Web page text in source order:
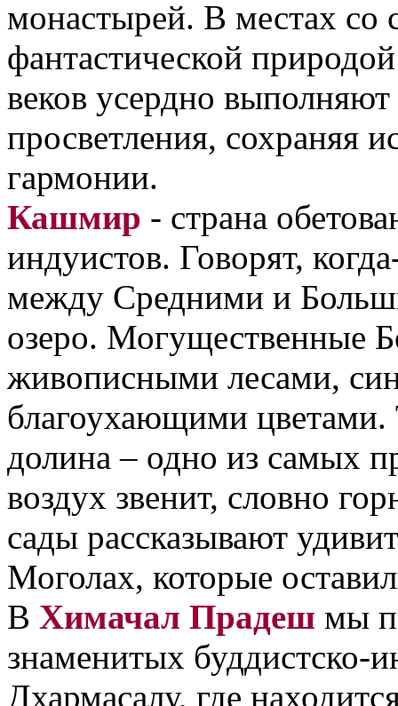
монастырей. В местах со
фантастической
веков усердно
просветления, сохраняя
гармонии.
Кашмир - страна
индуистов. Говорят,
между Средними и
озеро. Могущественные
живописными лесами,
благоухающими цветами.
долина – одно из самых
воздух звенит, словно
сады рассказывают
Моголах, которые
В Химачал Прадеш мы
знаменитых буддистско-
Дхармасалу, где